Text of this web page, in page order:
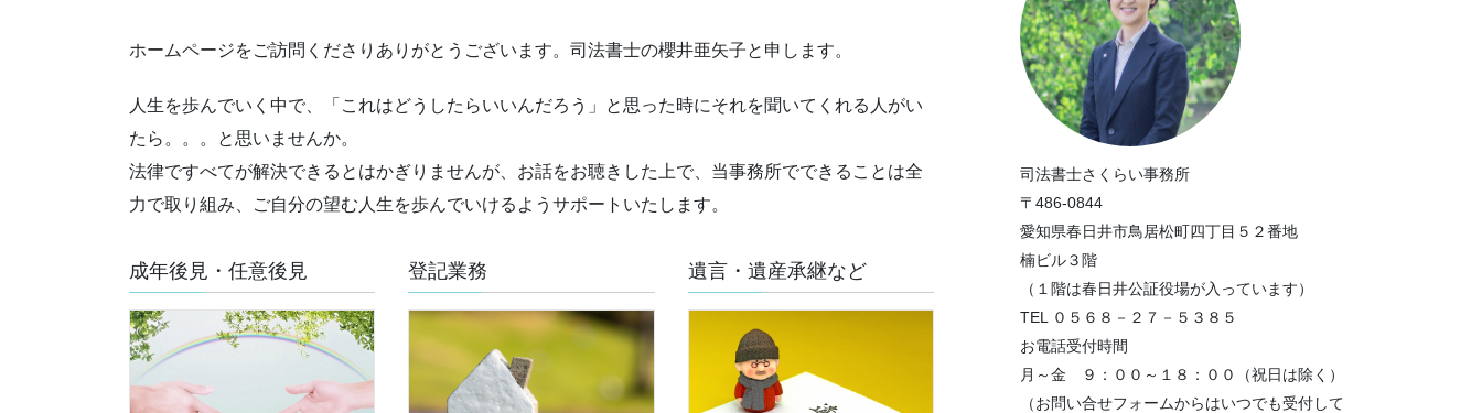
ホームページをご訪問くださりありがとうございます。司法書士の櫻井亜矢子と申します。
人生を歩んでいく中で、「これはどうしたらいいんだろう」と思った時にそれを聞いてくれる人がい
たら。。。と思いませんか。
法律ですべてが解決できるとはかぎりませんが、お話をお聴きした上で、当事務所でできることは全
力で取り組み、ご自分の望む人生を歩んでいけるようサポートいたします。
成年後見・任意後見 登記業務 遺言・遺産承継など
司法書士さくらい事務所
〒486-0844
愛知県春日井市鳥居松町四丁目５２番地
楠ビル３階
（１階は春日井公証役場が入っています）
TEL ０５６８－２７－５３８５
お電話受付時間
月～金 ９：００～１８：００（祝日は除く）
（お問い合せフォームからはいつでも受付して